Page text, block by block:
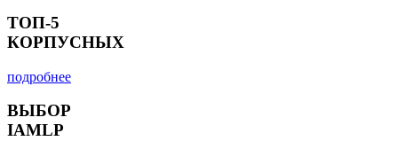
ТОП-5
КОРПУСНЫХ
подробнее
ВЫБОР
IAMLP